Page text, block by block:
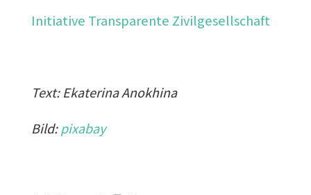
Initiative Transparente Zivilgesellschaft
Text: Ekaterina Anokhina
Bild:pixabay